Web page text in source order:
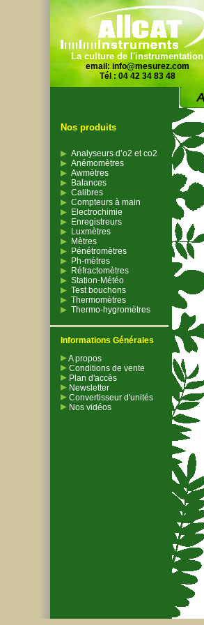
La culture de l'instrumentation
email: info@mesurez.com
Tél : 04 42 34 83 48
Nos produits
Analyseurs d’o2 et co2
Anémomètres
Awmètres
Balances
Calibres
Compteurs à main
Electrochimie
Enregistreurs
Luxmètres
Mètres
Pénétromètres
Ph-mètres
Réfractomètres
Station-Météo
Test bouchons
Thermomètres
Thermo-hygromètres
Informations Générales
A propos
Conditions de vente
Plan d'accès
Newsletter
Convertisseur d'unités
Nos vidéos